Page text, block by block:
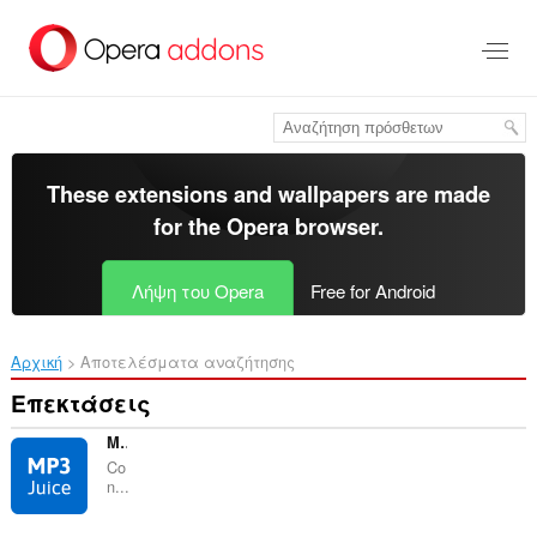
στο
κύριο
These extensions and wallpapers are made
for theOpera browser.
Λήψη του Opera Free for Android
Αρχική Αποτελέσματα αναζήτησης
Επεκτάσεις
MP3Juice
Co
n...